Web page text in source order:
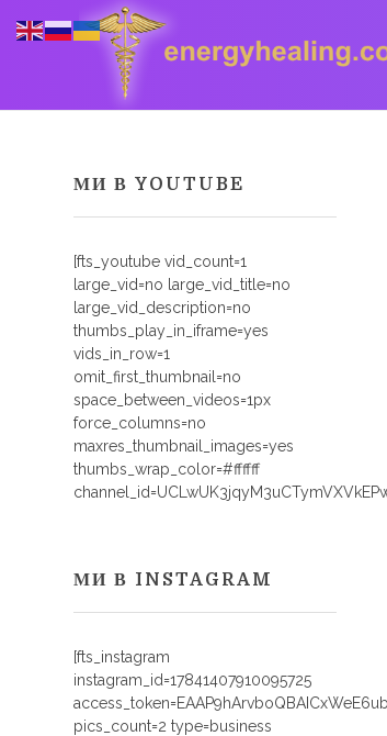
Energyhealing
Анастасія медіум,контактер,щоденник медіума,Майстер,цілительство,карма терапія,консультація онлайн,астрологія
МИ В YOUTUBE
[fts_youtube vid_count=1
large_vid=no large_vid_title=no
large_vid_description=no
thumbs_play_in_iframe=yes
vids_in_row=1
omit_first_thumbnail=no
space_between_videos=1px
force_columns=no
maxres_thumbnail_images=yes
thumbs_wrap_color=#ffffff
МИ В INSTAGRAM
[fts_instagram
instagram_id=17841407910095725
pics_count=2 type=business